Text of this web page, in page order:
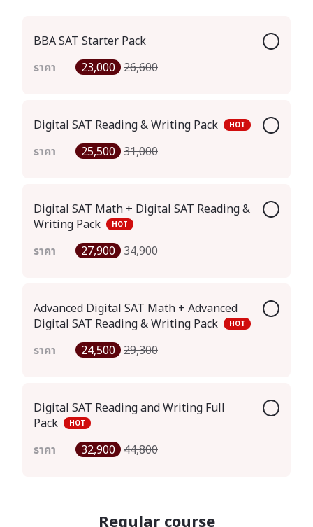
BBA SAT Starter Pack
ราคา
23,000 26,600
Digital SAT Reading & Writing Pack HOT
ราคา 25,500 31,000
Digital SAT Math + Digital SAT Reading &
Writing Pack
HOT
ราคา 27,900 34,900
Advanced Digital SAT Math + Advanced
Digital SAT Reading & Writing Pack
HOT
ราคา 24,500 29,300
Digital SAT Reading and Writing Full
Pack
HOT
ราคา 32,900 44,800
Regular course